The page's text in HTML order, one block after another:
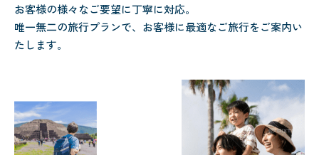
お客様の様々なご要望に丁寧に対応。
唯一無二の旅行プランで、お客様に最適なご旅行をご案内い
たします。